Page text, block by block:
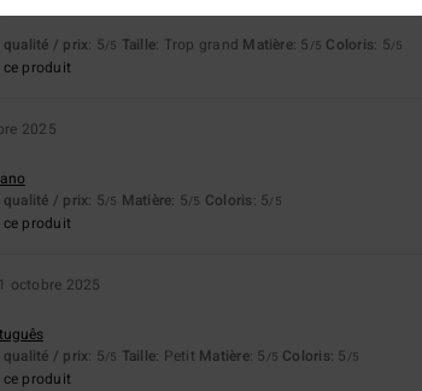
qualité / prix: 5/5 Taille: Trop grand Matière: 5 /5 Coloris: 5/5
produit
2025
qualité / prix: 5/5 Matière: 5/5 Coloris: 5/5
produit
octobre 2025
qualité / prix: 5/5 Taille: Petit Matière: 5 /5 Coloris: 5 /5
produit